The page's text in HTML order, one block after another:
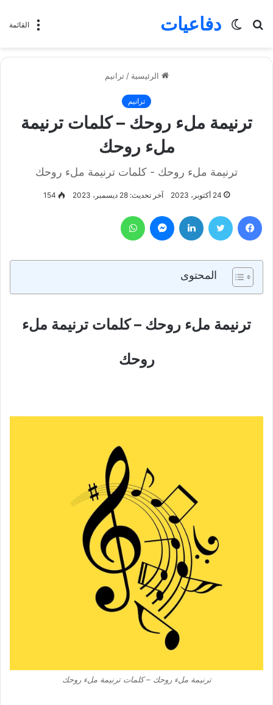
القائمة دفاعيات
بحث
الوضع
الرئيسية / ترانيم
ترانيم
ترنيمة ملء روحك – كلمات ترنيمة
ملء روحك
ترنيمة ملء روحك - كلمات ترنيمة ملء روحك
24 أكتوبر، 2023 آخر تحديث: 28 ديسمبر، 2023 154
فيسبوك تويتر لينكدإن ماسنجر
المحتوى
ترنيمة ملء روحك – كلمات ترنيمة ملء
روحك
ترنيمة ملء روحك – كلمات ترنيمة ملء روحك